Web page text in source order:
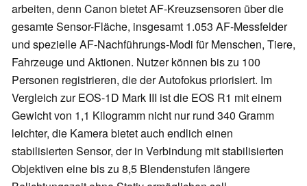
arbeiten, denn Canon bietet AF-Kreuzsensoren über die
gesamte Sensor-Fläche, insgesamt 1.053 AF-Messfelder
und spezielle AF-Nachführungs-Modi für Menschen, Tiere,
Fahrzeuge und Aktionen. Nutzer können bis zu 100
Personen registrieren, die der Autofokus priorisiert. Im
Vergleich zur EOS-1D Mark III ist die EOS R1 mit einem
Gewicht von 1,1 Kilogramm nicht nur rund 340 Gramm
leichter, die Kamera bietet auch endlich einen
stabilisierten Sensor, der in Verbindung mit stabilisierten
Objektiven eine bis zu 8,5 Blendenstufen längere